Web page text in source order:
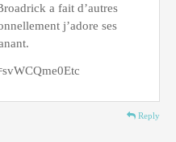
a fait d’autres
j’adore ses
Reply